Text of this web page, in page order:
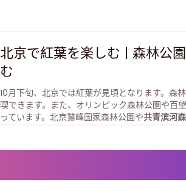
北京で紅葉を楽しむ | 森林公
む
10月下旬、北京では紅葉が見頃となります。森
喫できます。また、オリンピック森林公園や百
っています。北京鷲峰国家森林公園や共青滨河